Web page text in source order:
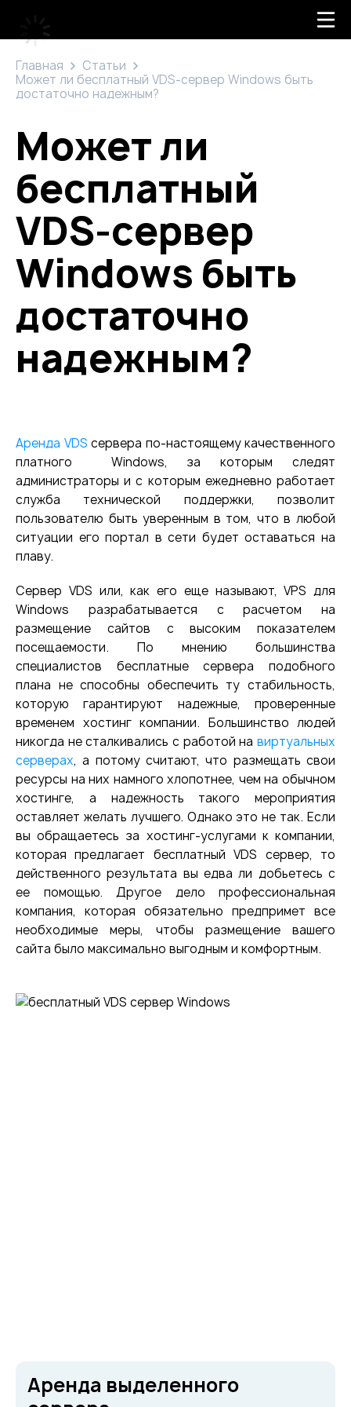
Главная
Статьи
Может ли бесплатный VDS-сервер Windows быть
достаточно надежным?
Может ли
бесплатный
VDS-сервер
Windows быть
достаточно
надежным?
Аренда VDS сервера по-настоящему качественного
платного Windows, за которым следят
администраторы и с которым ежедневно работает
служба технической поддержки, позволит
пользователю быть уверенным в том, что в любой
ситуации его портал в сети будет оставаться на
плаву.
Сервер VDS или, как его еще называют, VPS для
Windows разрабатывается с расчетом на
размещение сайтов с высоким показателем
посещаемости. По мнению большинства
специалистов бесплатные сервера подобного
плана не способны обеспечить ту стабильность,
которую гарантируют надежные, проверенные
временем хостинг компании. Большинство людей
никогда не сталкивались с работой на виртуальных
серверах, а потому считают, что размещать свои
ресурсы на них намного хлопотнее, чем на обычном
хостинге, а надежность такого мероприятия
оставляет желать лучшего. Однако это не так. Если
вы обращаетесь за хостинг-услугами к компании,
которая предлагает бесплатный VDS сервер, то
действенного результата вы едва ли добьетесь с
ее помощью. Другое дело профессиональная
компания, которая обязательно предпримет все
необходимые меры, чтобы размещение вашего
сайта было максимально выгодным и комфортным.
Аренда выделенного